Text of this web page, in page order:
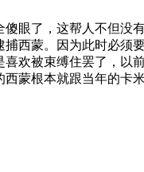
眼了，这帮人不但没
西蒙。因为此时必须
欢被束缚住罢了，以
蒙根本就跟当年的卡